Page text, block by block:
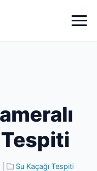
Tespiti
| Su Kaçağı Tespiti